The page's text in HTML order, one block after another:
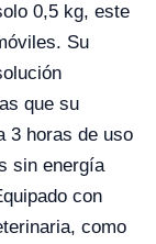
0,5 kg, este
Su
que su
3 horas de uso
sin energía
con
como